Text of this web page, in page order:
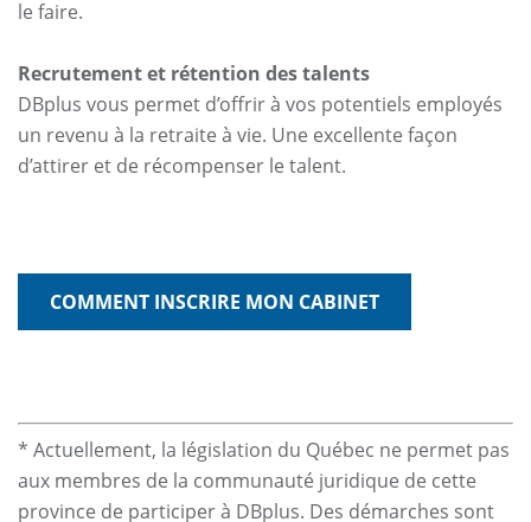
le faire.
Recrutement et rétention des talents
DBplus vous permet d’offrir à vos potentiels employés
un revenu à la retraite à vie. Une excellente façon
d’attirer et de récompenser le talent.
COMMENT INSCRIRE MON CABINET
* Actuellement, la législation du Québec ne permet pas
aux membres de la communauté juridique de cette
province de participer à DBplus. Des démarches sont